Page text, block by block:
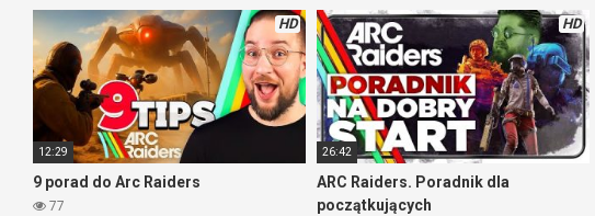
HD
12:29
9 porad do Arc Raiders
77
HD
26:42
ARC Raiders. Poradnik dla
początkujących